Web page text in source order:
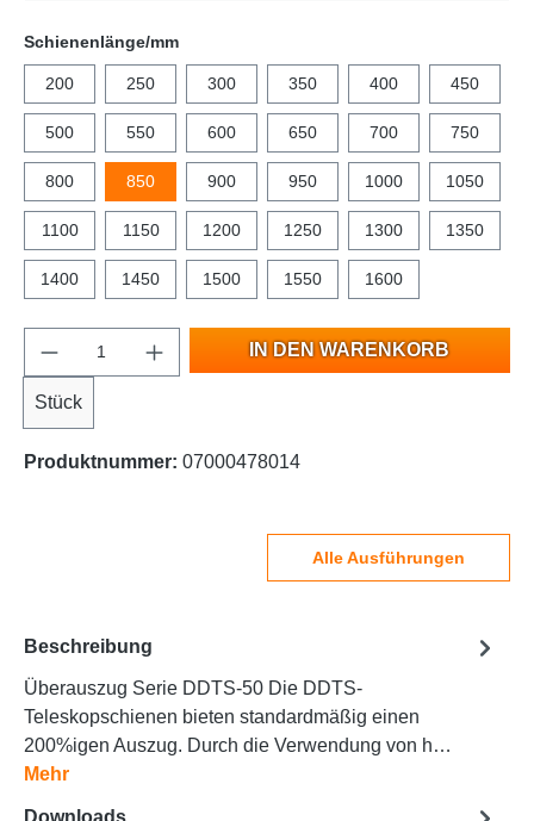
Schienenlänge/mm
200 250 300 350 400 450
500 550 600 650 700 750
800 850 900 950 1000 1050
1100 1150 1200 1250 1300 1350
1400 1450 1500 1550 1600
Stück
IN DEN WARENKORB
Produktnummer: 07000478014
Alle Ausführungen
Beschreibung
Überauszug Serie DDTS-50 Die DDTS-
Teleskopschienen bieten standardmäßig einen
200%igen Auszug. Durch die Verwendung von h…
Mehr